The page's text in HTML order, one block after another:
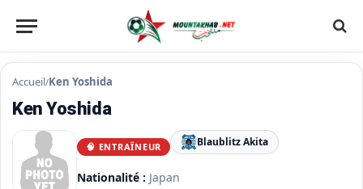
Accueil/Ken Yoshida
Ken Yoshida
🧠 ENTRAÎNEUR Blaublitz Akita
Nationalité : Japan